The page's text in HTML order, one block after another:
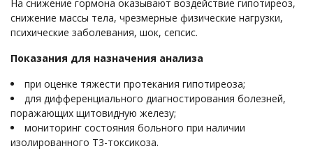
На снижение гормона оказывают воздействие гипотиреоз,
снижение массы тела, чрезмерные физические нагрузки,
психические заболевания, шок, сепсис.
Показания для назначения анализа
при оценке тяжести протекания гипотиреоза;
для дифференциального диагностирования болезней,
поражающих щитовидную железу;
мониторинг состояния больного при наличии
изолированного Т3-токсикоза.